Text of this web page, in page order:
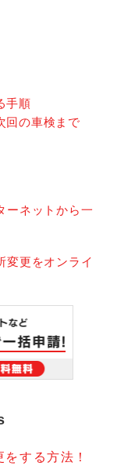
手順
回の車検まで
ーネットから一
変更をオンライ
する方法！